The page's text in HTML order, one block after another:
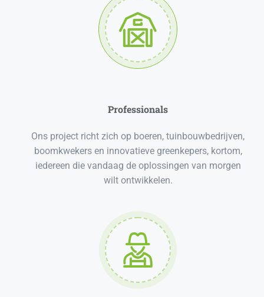
Professionals
Ons project richt zich op boeren, tuinbouwbedrijven,
boomkwekers en innovatieve greenkepers, kortom,
iedereen die vandaag de oplossingen van morgen